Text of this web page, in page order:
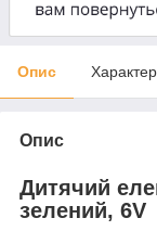
Опис
Опис
Дитячий
зелений, 6V